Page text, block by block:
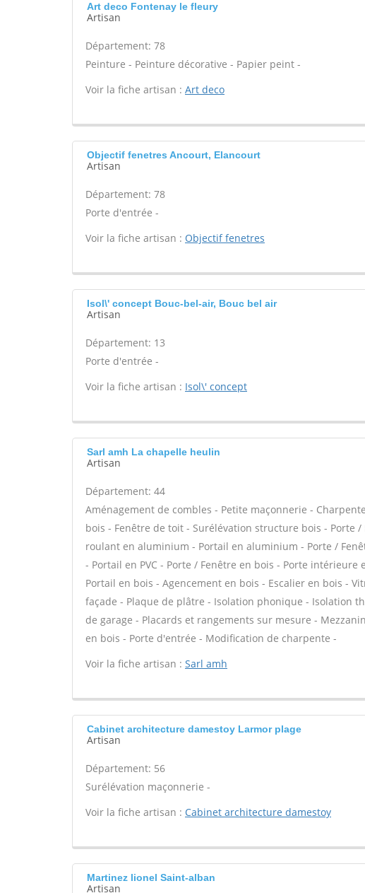
Art deco Fontenay le fleury
Artisan
Département: 78
Peinture - Peinture décorative - Papier peint -
Voir la fiche artisan : Art deco
Objectif fenetres Ancourt, Elancourt
Artisan
Département: 78
Porte d'entrée -
Voir la fiche artisan : Objectif fenetres
Isol\' concept Bouc-bel-air, Bouc bel air
Artisan
Département: 13
Porte d'entrée -
Voir la fiche artisan : Isol\' concept
Sarl amh La chapelle heulin
Artisan
Département: 44
Aménagement de combles - Petite maçonnerie -
bois - Fenêtre de toit - Surélévation structure bois - Porte
roulant en aluminium - Portail en aluminium - Porte /
- Portail en PVC - Porte / Fenêtre en bois - Porte
Portail en bois - Agencement en bois - Escalier en bois -
façade - Plaque de plâtre - Isolation phonique - Isolation
de garage - Placards et rangements sur mesure -
en bois - Porte d'entrée - Modification de charpente -
Voir la fiche artisan : Sarl amh
Cabinet architecture damestoy Larmor plage
Artisan
Département: 56
Surélévation maçonnerie -
Voir la fiche artisan : Cabinet architecture damestoy
Martinez lionel Saint-alban
Artisan